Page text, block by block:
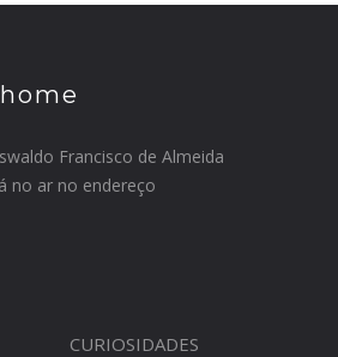
Francisco de Almeida
no ar no endereço
CURIOSIDADES